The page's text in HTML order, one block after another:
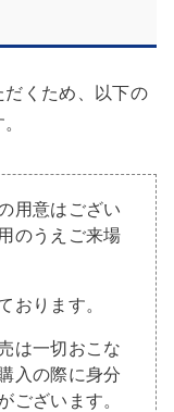
だくため、以下の
用意はござい
のうえご来場
おります。
は一切おこな
入の際に身分
ございます。